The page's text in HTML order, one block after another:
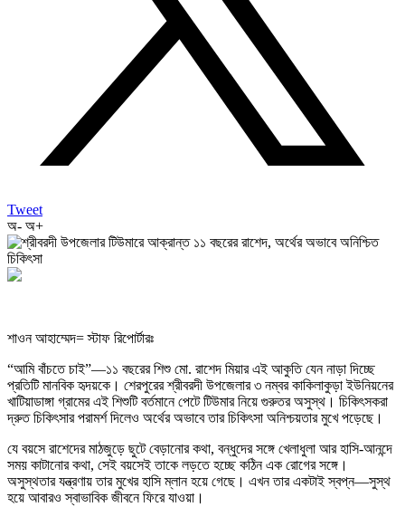
Tweet
অ- অ+
শাওন আহাম্মেদ= স্টাফ রিপোর্টারঃ
“আমি বাঁচতে চাই”—১১ বছরের শিশু মো. রাশেদ মিয়ার এই আকুতি যেন নাড়া দিচ্ছে
প্রতিটি মানবিক হৃদয়কে। শেরপুরের শ্রীবরদী উপজেলার ৩ নম্বর কাকিলাকুড়া ইউনিয়নের
খাটিয়াডাঙ্গা গ্রামের এই শিশুটি বর্তমানে পেটে টিউমার নিয়ে গুরুতর অসুস্থ। চিকিৎসকরা
দ্রুত চিকিৎসার পরামর্শ দিলেও অর্থের অভাবে তার চিকিৎসা অনিশ্চয়তার মুখে পড়েছে।
যে বয়সে রাশেদের মাঠজুড়ে ছুটে বেড়ানোর কথা, বন্ধুদের সঙ্গে খেলাধুলা আর হাসি-আনন্দে
সময় কাটানোর কথা, সেই বয়সেই তাকে লড়তে হচ্ছে কঠিন এক রোগের সঙ্গে।
অসুস্থতার যন্ত্রণায় তার মুখের হাসি ম্লান হয়ে গেছে। এখন তার একটাই স্বপ্ন—সুস্থ
হয়ে আবারও স্বাভাবিক জীবনে ফিরে যাওয়া।